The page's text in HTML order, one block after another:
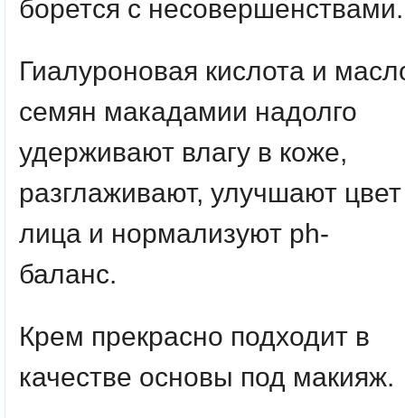
борется с несовершенствами.
Гиалуроновая кислота и
семян макадамии надолго
удерживают влагу в коже,
разглаживают, улучшают цвет
лица и нормализуют ph-
баланс.
Крем прекрасно подходит в
качестве основы под макияж.